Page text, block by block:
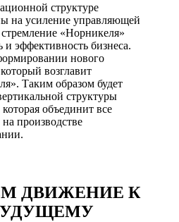
структуре
на усиление управляющей
«Норникеля»
эффективность бизнеса.
нового
возглавит
Таким образом будет
структуры
объединит все
производстве
ДВИЖЕНИЕ К